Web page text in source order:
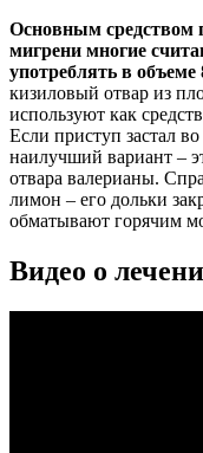
Основным средством
мигрени многие
употреблять в объеме
кизиловый отвар из
используют как
Если приступ застал
наилучший вариант –
отвара валерианы.
лимон – его дольки
обматывают горячим
Видео о